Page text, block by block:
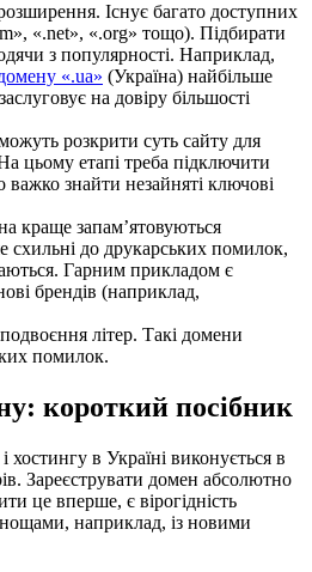
Існує багато доступних
«.net», «.org» тощо). Підбирати
з популярності. Наприклад,
«.ua» (Україна) найбільше
на довіру більшості
розкрити суть сайту для
цьому етапі треба підключити
важко знайти незайняті ключові
краще запам’ятовуються
схильні до друкарських помилок,
Гарним прикладом є
брендів (наприклад,
літер. Такі домени
помилок.
короткий посібник
хостингу в Україні виконується в
Зареєструвати домен абсолютно
це вперше, є вірогідність
наприклад, із новими